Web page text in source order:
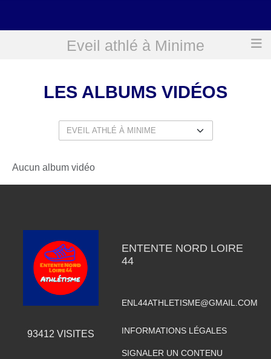
Eveil athlé à Minime
Les albums vidéos
LES ALBUMS VIDÉOS
Aucun album vidéo
93412 VISITES
ENTENTE NORD LOIRE
44
ENL44ATHLETISME@GMAIL.COM
INFORMATIONS LÉGALES
SIGNALER UN CONTENU